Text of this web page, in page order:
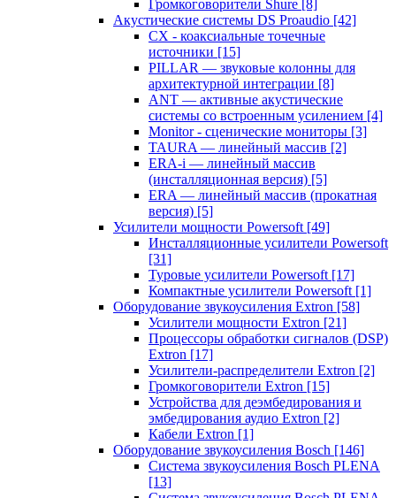
Громкоговорители Shure [8]
Акустические системы DS Proaudio [42]
CX - коаксиальные точечные
источники [15]
PILLAR — звуковые колонны для
архитектурной интеграции [8]
ANT — активные акустические
системы со встроенным усилением [4]
Monitor - сценические мониторы [3]
TAURA — линейный массив [2]
ERA-i — линейный массив
(инсталляционная версия) [5]
ERA — линейный массив (прокатная
версия) [5]
Усилители мощности Powersoft [49]
Инсталляционные усилители Powersoft
[31]
Туровые усилители Powersoft [17]
Компактные усилители Powersoft [1]
Оборудование звукоусиления Extron [58]
Усилители мощности Extron [21]
Процессоры обработки сигналов (DSP)
Extron [17]
Усилители-распределители Extron [2]
Громкоговорители Extron [15]
Устройства для деэмбедирования и
эмбедирования аудио Extron [2]
Кабели Extron [1]
Оборудование звукоусиления Bosch [146]
Система звукоусиления Bosch PLENA
[13]